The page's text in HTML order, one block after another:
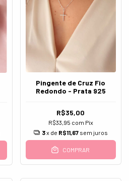
Pingente de Cruz Fio
Redondo - Prata 925
R$35,00
R$33,95 com Pix
3x de R$11,67 sem juros
COMPRAR